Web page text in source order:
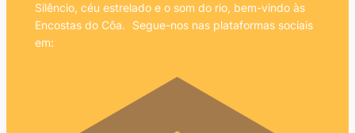
Silêncio, céu estrelado e o som do rio, bem-vindo às
Encostas do Côa. Segue-nos nas plataformas sociais
em: